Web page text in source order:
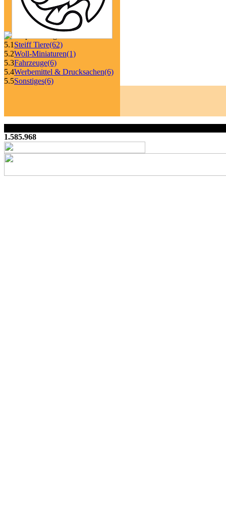
5.1 Steiff Tiere(62)
5.2Woll-Miniaturen(1)
5.3Fahrzeuge(6)
5.4Werbemittel & Drucksachen(6)
5.5Sonstiges(6)
1.585.968